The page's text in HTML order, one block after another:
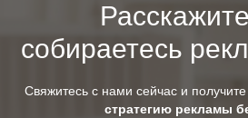
собираетесь
Свяжитесь с нами сейчас и получите
стратегию рекламы